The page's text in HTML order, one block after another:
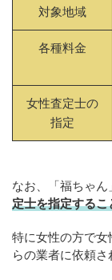
対象地域
各種料金
女性査定士の
指定
なお、「福ちゃ
定士を指定する
特に女性の方で
らの業者に依頼さ